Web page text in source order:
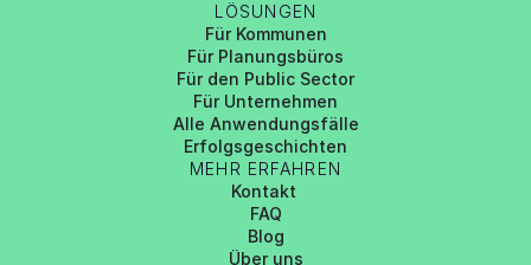
LÖSUNGEN
Für Kommunen
Für Planungsbüros
Für den Public Sector
Für Unternehmen
Alle Anwendungsfälle
Erfolgsgeschichten
MEHR ERFAHREN
Kontakt
FAQ
Blog
Über uns